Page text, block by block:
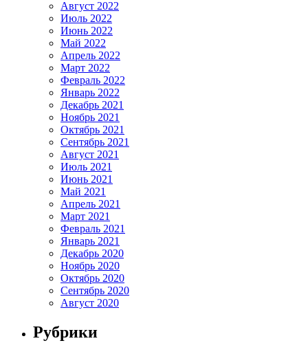
Август 2022
Июль 2022
Июнь 2022
Май 2022
Апрель 2022
Март 2022
Февраль 2022
Январь 2022
Декабрь 2021
Ноябрь 2021
Октябрь 2021
Сентябрь 2021
Август 2021
Июль 2021
Июнь 2021
Май 2021
Апрель 2021
Март 2021
Февраль 2021
Январь 2021
Декабрь 2020
Ноябрь 2020
Октябрь 2020
Сентябрь 2020
Август 2020
Рубрики